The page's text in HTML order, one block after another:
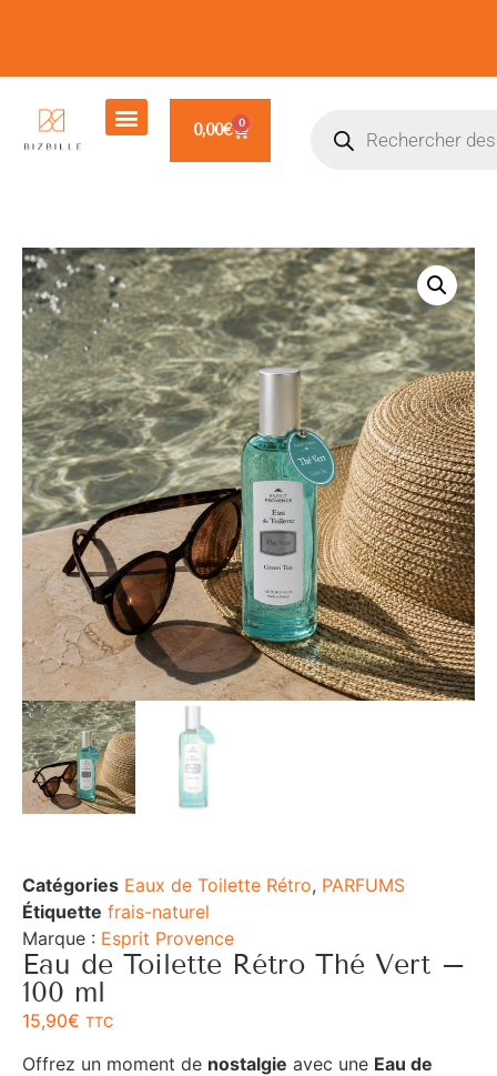
0,00€ 0
Catégories Eaux de Toilette Rétro, PARFUMS
Étiquette frais-naturel
Marque : Esprit Provence
Eau de Toilette Rétro Thé Vert –
100 ml
15,90€ TTC
Offrez un moment de nostalgie avec une Eau de